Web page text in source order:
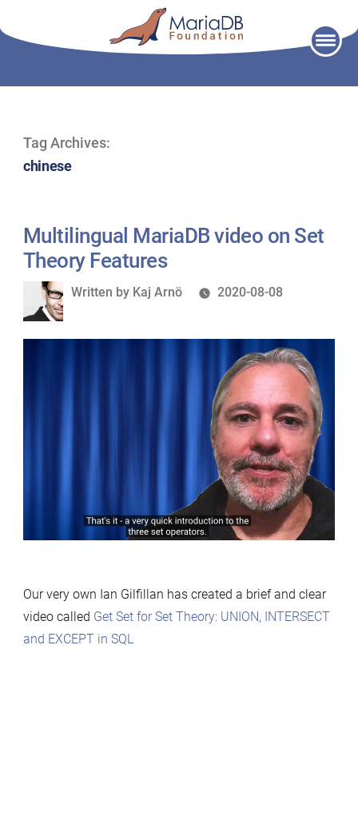
Tag Archives:
chinese
Multilingual MariaDB video on Set
Theory Features
Written
Written by Kaj Arnö 2020-08-08
Our very own Ian Gilfillan has created a brief and clear
video called Get Set for Set Theory: UNION, INTERSECT
and EXCEPT in SQL